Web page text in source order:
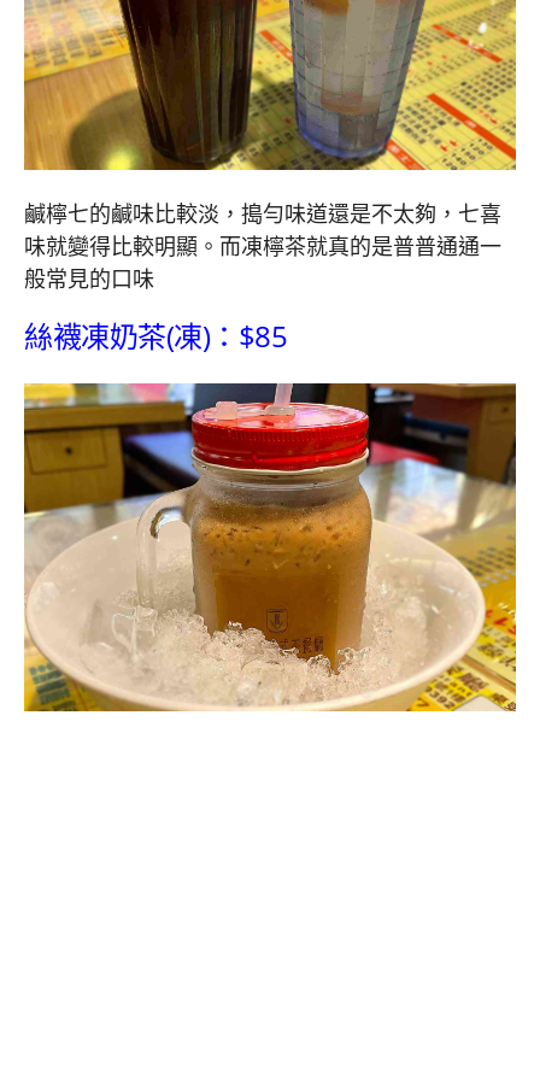
鹹檸七的鹹味比較淡，搗勻味道還是不太夠，七喜
味就變得比較明顯。而凍檸茶就真的是普普通通一
般常見的口味
絲襪凍奶茶(凍)：$85